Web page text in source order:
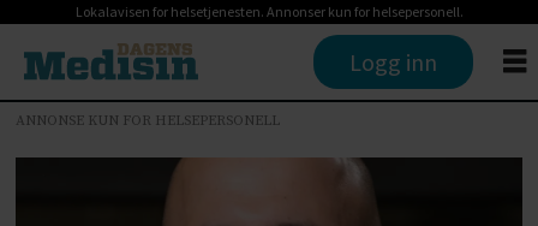
Lokalavisen for helsetjenesten. Annonser kun for helsepersonell.
Logg inn
ANNONSE KUN FOR HELSEPERSONELL